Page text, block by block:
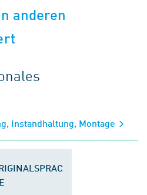
anderen
Instandhaltung, Montage